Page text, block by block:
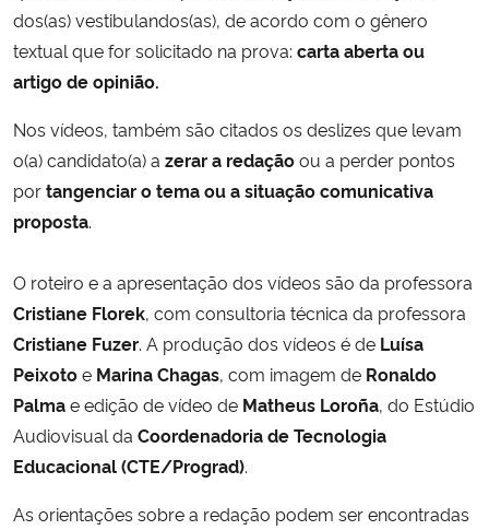
Ministério do Turismo
Ministério do Desenvolvimento Regional
Controladoria-Geral da União
Ministério da Mulher, da Família e dos Direitos Humanos
Secretaria de Governo
Gabinete de Segurança Institucional
Advocacia-Geral da União
dos(as) vestibulandos(as), de acordo com o gênero
textual que for solicitado na prova: carta aberta ou
artigo de opinião.
Nos vídeos, também são citados os deslizes que levam
o(a) candidato(a) a zerar a redaçãoou a perder pontos
portangenciar o tema ou a situação comunicativa
proposta.
O roteiro e a apresentação dos vídeos são da professora
Cristiane Florek, com consultoria técnica da professora
Cristiane Fuzer. A produção dos vídeos é de Luísa
Peixotoe Marina Chagas, com imagem de Ronaldo
Palmae edição de vídeo de Matheus Loroña, do Estúdio
Audiovisual da Coordenadoria de Tecnologia
Educacional (CTE/Prograd).
As orientações sobre a redação podem ser encontradas